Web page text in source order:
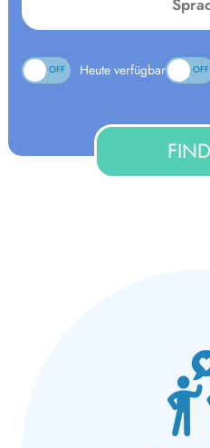
OFF Heute verfügbar
ON OFF